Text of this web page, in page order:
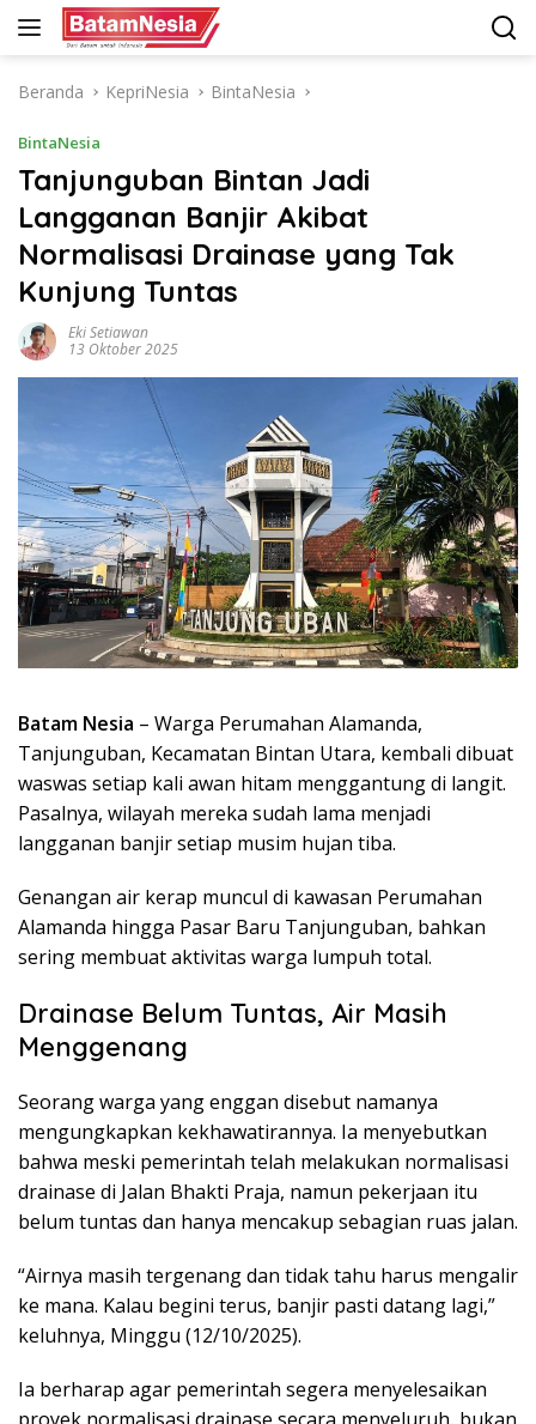
Langsung
Beranda
KepriNesia BintaNesia
BintaNesia
Tanjunguban Bintan Jadi
Langganan Banjir Akibat
Normalisasi Drainase yang Tak
Kunjung Tuntas
Eki Setiawan
13 Oktober 2025
Batam Nesia – Warga Perumahan Alamanda,
Tanjunguban, Kecamatan Bintan Utara, kembali dibuat
waswas setiap kali awan hitam menggantung di langit.
Pasalnya, wilayah mereka sudah lama menjadi
langganan banjir setiap musim hujan tiba.
Genangan air kerap muncul di kawasan Perumahan
Alamanda hingga Pasar Baru Tanjunguban, bahkan
sering membuat aktivitas warga lumpuh total.
Drainase Belum Tuntas, Air Masih
Menggenang
Seorang warga yang enggan disebut namanya
mengungkapkan kekhawatirannya. Ia menyebutkan
bahwa meski pemerintah telah melakukan normalisasi
drainase di Jalan Bhakti Praja, namun pekerjaan itu
belum tuntas dan hanya mencakup sebagian ruas jalan.
“Airnya masih tergenang dan tidak tahu harus mengalir
ke mana. Kalau begini terus, banjir pasti datang lagi,”
keluhnya, Minggu (12/10/2025).
Ia berharap agar pemerintah segera menyelesaikan